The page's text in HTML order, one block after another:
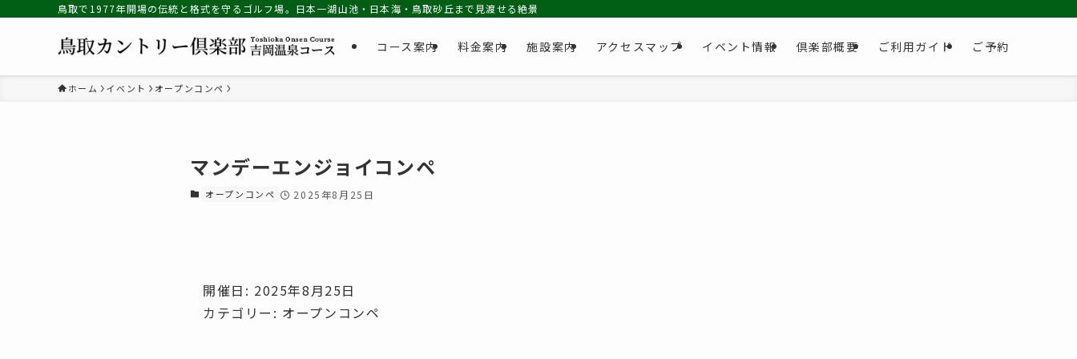
鳥取で1977年開場の伝統と格式を守るゴルフ場。日本一湖山池・日本海・鳥取砂丘まで見渡せる絶景コース
コース案内 料金案内 施設案内 アクセスマップ イベント情報 倶楽部概要 ご利用ガイド ご予約
ホーム イベント オープンコンペ
マンデーエンジョイコンペ
オープンコンペ 2025年8月25日
開催日: 2025年8月25日
カテゴリー: オープンコンペ